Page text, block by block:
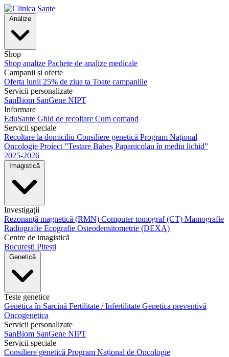
Analize
Shop
Shop analize Pachete de analize medicale
Campanii și oferte
Oferta lunii 25% de ziua ta Toate campaniile
Servicii personalizate
SanBiom SanGene NIPT
Informare
EduSante Ghid de recoltare Cum comand
Servicii speciale
Recoltare la domiciliu Consiliere genetică Program Național
Oncologie Proiect ”Testare Babeș Papanicolau în mediu lichid”
2025-2026
Imagistică
Investigații
Rezonanță magnetică (RMN) Computer tomograf (CT) Mamografie
Radiografie Ecografie Osteodensitometrie (DEXA)
Centre de imagistică
București Pitești
Genetică
Teste genetice
Genetica în Sarcină Fertilitate / Infertilitate Genetica preventivă
Oncogenetica
Servicii personalizate
SanBiom SanGene NIPT
Servicii speciale
Consiliere genetică Program Național de Oncologie